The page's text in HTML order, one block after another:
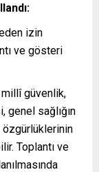
izin
ve gösteri
millî güvenlik,
genel sağlığın
özgürlüklerinin
Toplantı ve